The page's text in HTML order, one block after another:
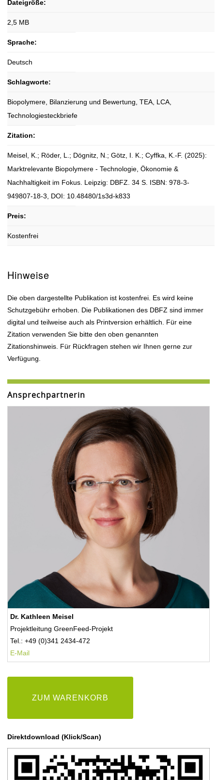
Dateigröße:
2,5 MB
Sprache:
Deutsch
Schlagworte:
Biopolymere, Bilanzierung und Bewertung, TEA, LCA,
Technologiesteckbriefe
Zitation:
Meisel, K.; Röder, L.; Dögnitz, N.; Götz, I. K.; Cyffka, K.-F. (2025):
Marktrelevante Biopolymere - Technologie, Ökonomie &
Nachhaltigkeit im Fokus. Leipzig: DBFZ. 34 S. ISBN: 978-3-
949807-18-3, DOI: 10.48480/1s3d-k833
Preis:
Kostenfrei
Hinweise
Die oben dargestellte Publikation ist kostenfrei. Es wird keine
Schutzgebühr erhoben. Die Publikationen des DBFZ sind immer
digital und teilweise auch als Printversion erhältlich. Für eine
Zitation verwenden Sie bitte den oben genannten
Zitationshinweis. Für Rückfragen stehen wir Ihnen gerne zur
Verfügung.
Ansprechpartnerin
Dr. Kathleen Meisel
Projektleitung GreenFeed-Projekt
Tel.: +49 (0)341 2434-472
E-Mail
ZUM WARENKORB
Direktdownload (Klick/Scan)